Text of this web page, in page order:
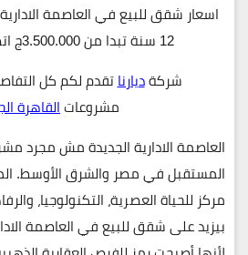
اسعار شقق للبيع في العاصمة
12 سنة تبدا من 3.500.000ج اتصل علي 19839
شركةديارناتقدم لكم كل
مشروعاتالقاهرة
العاصمة الادارية الجديدة مش مجرد
المستقبل في مصر والشرق الأوسط.
مركز للحياة العصرية، التكنولوجيا،
بيزيد علىشقق للبيع في العاصمة